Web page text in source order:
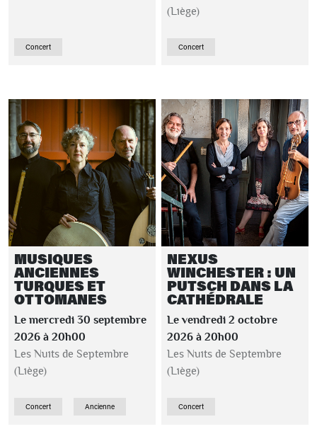
Concert
(Liège)
Concert
MUSIQUES
ANCIENNES
TURQUES ET
OTTOMANES
Le mercredi 30 septembre
2026 à 20h00
Les Nuits de Septembre
(Liège)
Concert Ancienne
NEXUS
WINCHESTER : UN
PUTSCH DANS LA
CATHÉDRALE
Le vendredi 2 octobre
2026 à 20h00
Les Nuits de Septembre
(Liège)
Concert